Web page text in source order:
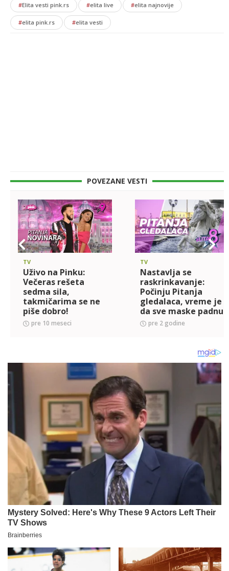
#Elita vesti pink.rs #elita live #elita najnovije
#elita pink.rs #elita vesti
POVEZANE VESTI
TV
Uživo na Pinku:
Večeras rešeta
sedma sila,
takmičarima se ne
piše dobro!
pre 10 meseci
TV
Nastavlja se
raskrinkavanje:
Počinju Pitanja
gledalaca, vreme je
da sve maske padnu
pre 2 godine